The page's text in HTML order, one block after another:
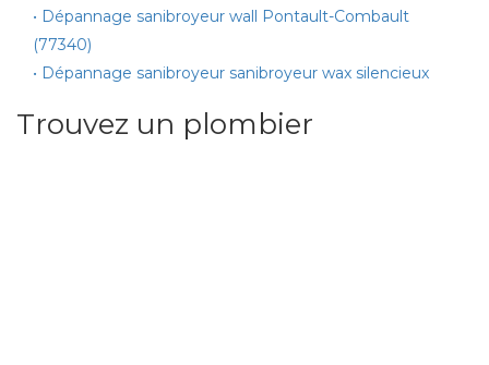
• Dépannage sanibroyeur wall Pontault-Combault
(77340)
• Dépannage sanibroyeur sanibroyeur wax silencieux
Trouvez un plombier